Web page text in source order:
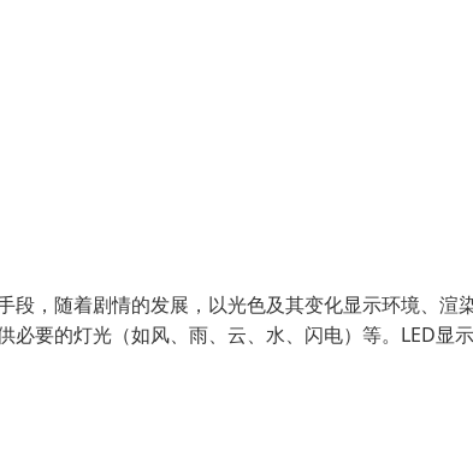
，随着剧情的发展，以光色及其变化显示环境、渲
要的灯光（如风、雨、云、水、闪电）等。LED显